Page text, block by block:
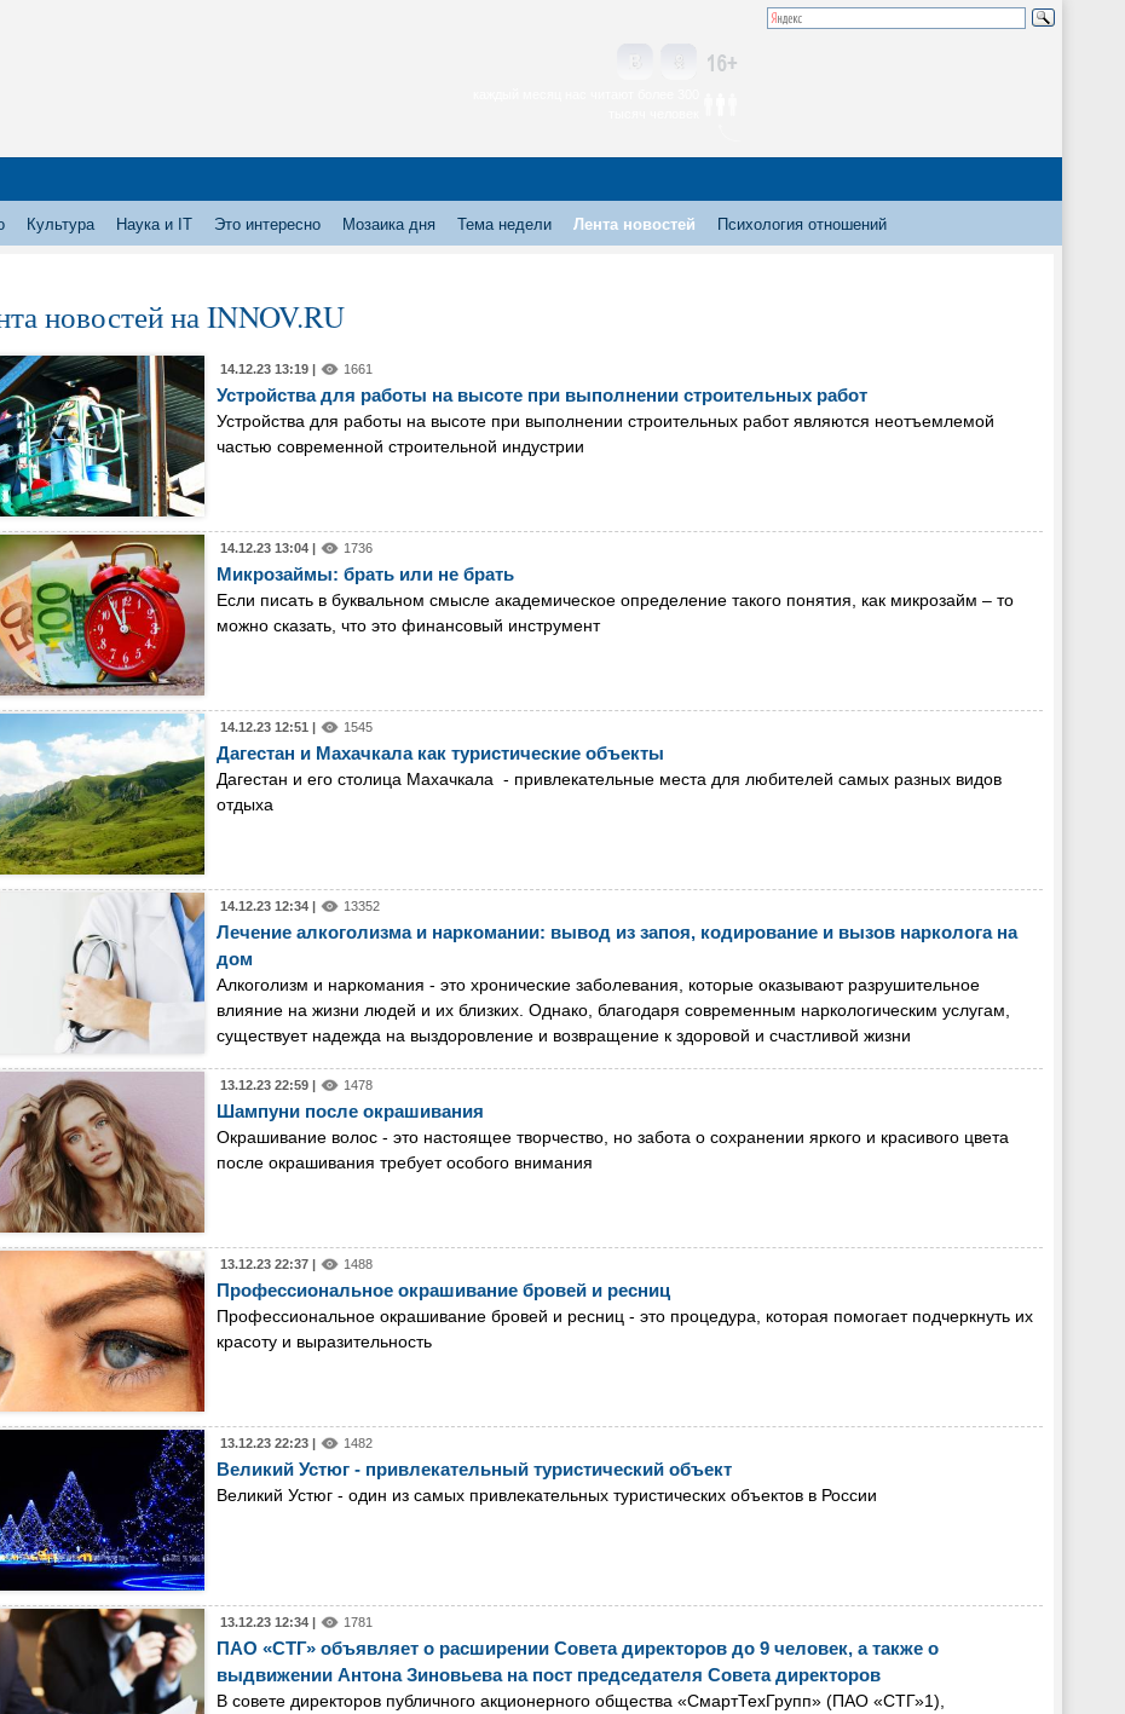
Культура Наука и IT Это интересно Мозаика дня Тема недели Лента новостей Психология отношений
новостей на INNOV.RU
14.12.23 13:19 | 1661
Устройства для работы на высоте при выполнении строительных работ
Устройства для работы на высоте при выполнении строительных работ являются неотъемлемой
частью современной строительной индустрии
14.12.23 13:04 | 1736
Микрозаймы: брать или не брать
Если писать в буквальном смысле академическое определение такого понятия, как микрозайм – то
можно сказать, что это финансовый инструмент
14.12.23 12:51 | 1545
Дагестан и Махачкала как туристические объекты
Дагестан и его столица Махачкала - привлекательные места для любителей самых разных видов
отдыха
14.12.23 12:34 | 13352
Лечение алкоголизма и наркомании: вывод из запоя, кодирование и вызов нарколога на
дом
Алкоголизм и наркомания - это хронические заболевания, которые оказывают разрушительное
влияние на жизни людей и их близких. Однако, благодаря современным наркологическим услугам,
существует надежда на выздоровление и возвращение к здоровой и счастливой жизни
13.12.23 22:59 | 1478
Шампуни после окрашивания
Окрашивание волос - это настоящее творчество, но забота о сохранении яркого и красивого цвета
после окрашивания требует особого внимания
13.12.23 22:37 | 1488
Профессиональное окрашивание бровей и ресниц
Профессиональное окрашивание бровей и ресниц - это процедура, которая помогает подчеркнуть их
красоту и выразительность
13.12.23 22:23 | 1482
Великий Устюг - привлекательный туристический объект
Великий Устюг - один из самых привлекательных туристических объектов в России
13.12.23 12:34 | 1781
ПАО «СТГ» объявляет о расширении Совета директоров до 9 человек, а также о
выдвижении Антона Зиновьева на пост председателя Совета директоров
В совете директоров публичного акционерного общества «СмартТехГрупп» (ПАО «СТГ»1),